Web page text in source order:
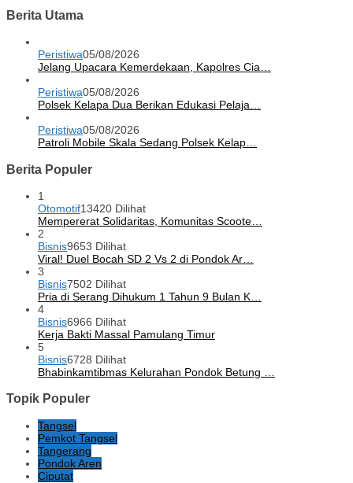
Berita Utama
Peristiwa05/08/2026
Jelang Upacara Kemerdekaan, Kapolres Cia…
Peristiwa05/08/2026
Polsek Kelapa Dua Berikan Edukasi Pelaja…
Peristiwa05/08/2026
Patroli Mobile Skala Sedang Polsek Kelap…
Berita Populer
1
Otomotif13420 Dilihat
Mempererat Solidaritas, Komunitas Scoote…
2
Bisnis9653 Dilihat
Viral! Duel Bocah SD 2 Vs 2 di Pondok Ar…
3
Bisnis7502 Dilihat
Pria di Serang Dihukum 1 Tahun 9 Bulan K…
4
Bisnis6966 Dilihat
Kerja Bakti Massal Pamulang Timur
5
Bisnis6728 Dilihat
Bhabinkamtibmas Kelurahan Pondok Betung …
Topik Populer
Tangsel
Pemkot Tangsel
Tangerang
Pondok Aren
Ciputat